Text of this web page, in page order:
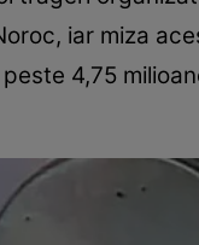
iar miza
4,75